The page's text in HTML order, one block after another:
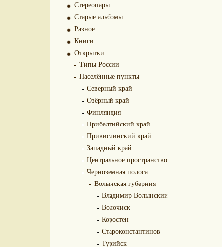
Стереопары
Старые альбомы
Разное
Книги
Открытки
Типы России
Населённые пункты
Северный край
Озёрный край
Финляндия
Прибалтийский край
Привислинский край
Западный край
Центральное пространство
Черноземная полоса
Волынская губерния
Владимир Волынскии
Волочиск
Коростен
Староконстантинов
Турийск